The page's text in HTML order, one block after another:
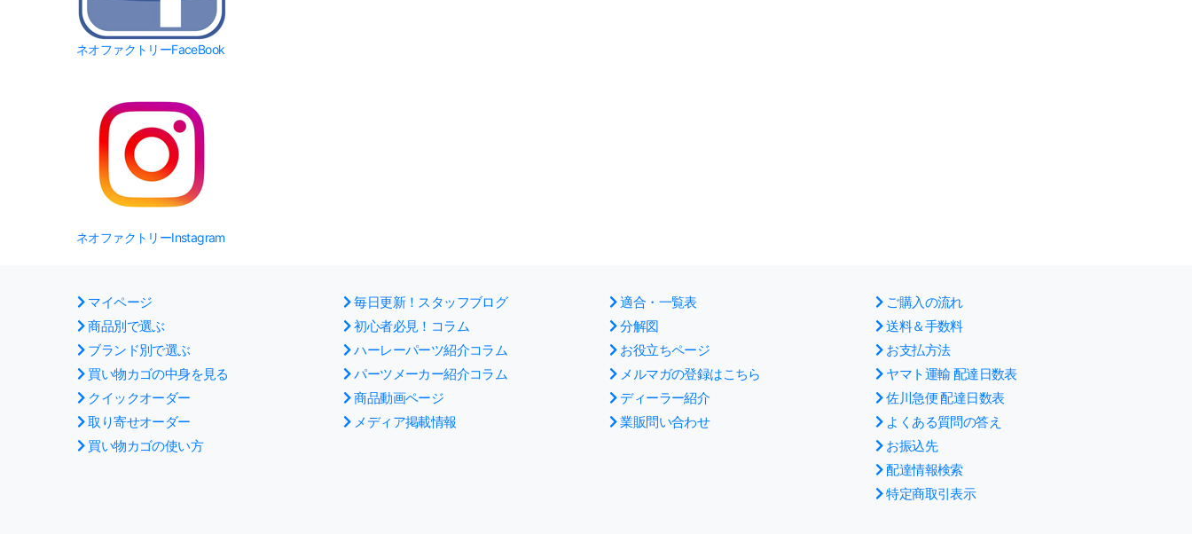
ネオファクトリーFaceBook
ネオファクトリーInstagram
マイページ
商品別で選ぶ
ブランド別で選ぶ
買い物カゴの中身を見る
クイックオーダー
取り寄せオーダー
買い物カゴの使い方
毎日更新！スタッフブログ
初心者必見！コラム
ハーレーパーツ紹介コラム
パーツメーカー紹介コラム
商品動画ページ
メディア掲載情報
適合・一覧表
分解図
お役立ちページ
メルマガの登録はこちら
ディーラー紹介
業販問い合わせ
ご購入の流れ
送料＆手数料
お支払方法
ヤマト運輸 配達日数表
佐川急便 配達日数表
よくある質問の答え
お振込先
配達情報検索
特定商取引表示